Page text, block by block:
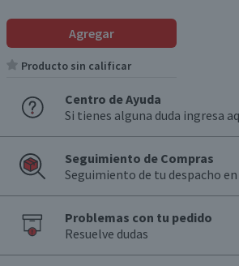
Agregar
Producto sin calificar
Centro de Ayuda
Si tienes alguna duda ingresa
Seguimiento de Compras
Seguimiento de tu despacho
Problemas con tu pedido
Resuelve dudas